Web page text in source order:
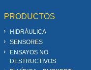
PRODUCTOS
HIDRÁULICA
SENSORES
ENSAYOS NO
DESTRUCTIVOS